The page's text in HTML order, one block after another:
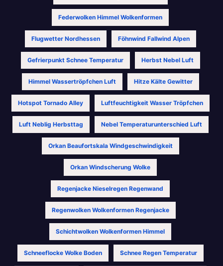
Federwolken Himmel Wolkenformen
Flugwetter Nordhessen Föhnwind Fallwind Alpen
Gefrierpunkt Schnee Temperatur Herbst Nebel Luft
Himmel Wassertröpfchen Luft Hitze Kälte Gewitter
Hotspot Tornado Alley Luftfeuchtigkeit Wasser Tröpfchen
Luft Neblig Herbsttag Nebel Temperaturunterschied Luft
Orkan Beaufortskala Windgeschwindigkeit
Orkan Windscherung Wolke
Regenjacke Nieselregen Regenwand
Regenwolken Wolkenformen Regenjacke
Schichtwolken Wolkenformen Himmel
Schneeflocke Wolke Boden Schnee Regen Temperatur